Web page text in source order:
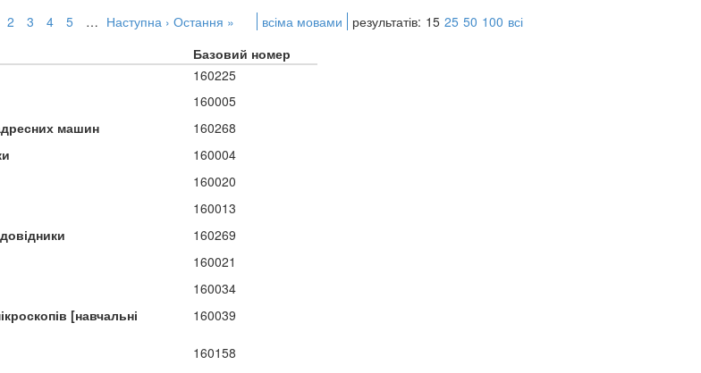
2 3 4 5 … Наступна › Остання » всіма мовами результатів: 15 25 50 100 всі
Базовий номер
160225
160005
машин
160268
160004
160020
160013
160269
160021
160034
[навчальні
160039
160158